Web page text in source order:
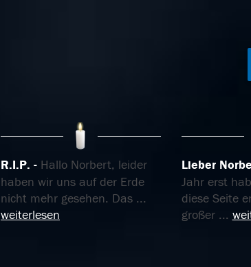
R.I.P.
Hallo Norbert, leider
haben wir uns auf der Erde
nicht mehr gesehen. Das ...
weiterlesen
Lieber
Jahr erst
diese Seite
großer ...